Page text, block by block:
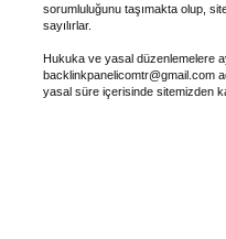
sorumluluğunu taşımakta olup,
sayılırlar.
Hukuka ve yasal düzenlemelere
backlinkpanelicomtr@gmail.com
yasal süre içerisinde sitemizden